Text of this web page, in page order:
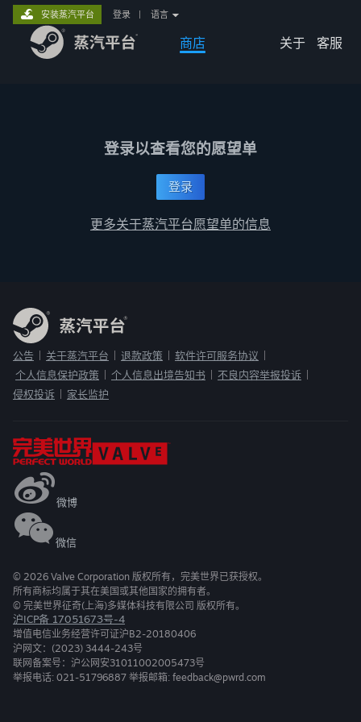
商店 关于 客服
安装蒸汽平台 登录 语言
登录以查看您的愿望单
登录
更多关于蒸汽平台愿望单的信息
公告 关于蒸汽平台 退款政策 软件许可服务协议
个人信息保护政策 个人信息出境告知书 不良内容举报投诉
侵权投诉 家长监护
微博
微信
© 2026 Valve Corporation 版权所有，完美世界已获授权。
所有商标均属于其在美国或其他国家的拥有者。
© 完美世界征奇(上海)多媒体科技有限公司 版权所有。
沪ICP备 17051673号-4
增值电信业务经营许可证沪B2-20180406
沪网文：(2023) 3444-243号
联网备案号：沪公网安31011002005473号
举报电话: 021-51796887 举报邮箱: feedback@pwrd.com